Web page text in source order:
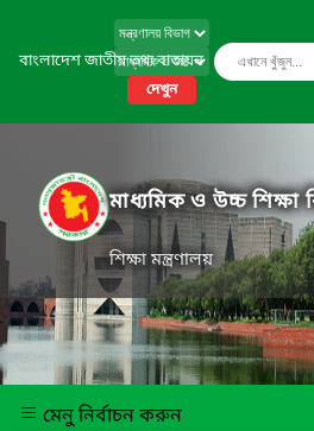
বাংলাদেশ জাতীয় তথ্য বাতায়ন
দেখুন
মাধ্যমিক ও উচ্চ শিক্ষা
শিক্ষা মন্ত্রণালয়
মেনু নির্বাচন করুন